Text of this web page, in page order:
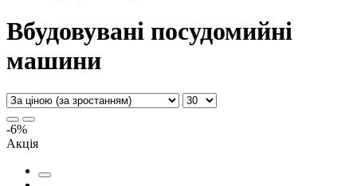
Вбудовувані посудомийні
машини
-6%
Акція